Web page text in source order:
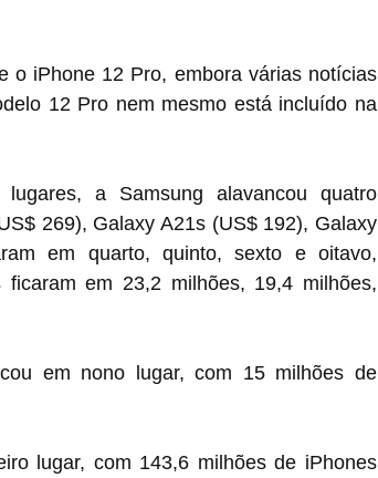
o iPhone 12 Pro, embora várias notícias
12 Pro nem mesmo está incluído na
a Samsung alavancou quatro
269), Galaxy A21s (US$ 192), Galaxy
em quarto, quinto, sexto e oitavo,
ficaram em 23,2 milhões, 19,4 milhões,
em nono lugar, com 15 milhões de
lugar, com 143,6 milhões de iPhones